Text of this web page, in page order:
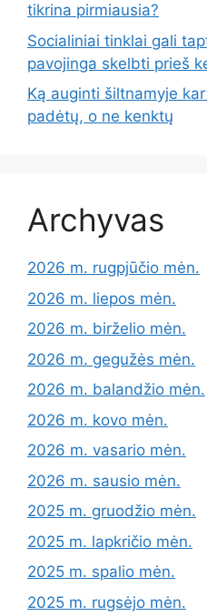
tikrina pirmiausia?
Socialiniai tinklai gali
pavojinga skelbti prieš
Ką auginti šiltnamyje
padėtų, o ne kenktų
Archyvas
2026 m. rugpjūčio mėn.
2026 m. liepos mėn.
2026 m. birželio mėn.
2026 m. gegužės mėn.
2026 m. balandžio mėn.
2026 m. kovo mėn.
2026 m. vasario mėn.
2026 m. sausio mėn.
2025 m. gruodžio mėn.
2025 m. lapkričio mėn.
2025 m. spalio mėn.
2025 m. rugsėjo mėn.